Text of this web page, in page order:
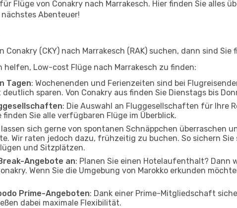
Flüge von Conakry nach Marrakesch. Hier finden Sie alles
Abenteuer!
(CKY) nach Marrakesch (RAK) suchen, dann sind Sie
helfen, Low-cost Flüge nach Marrakesch zu finden:
Tagen: Wochenenden und Ferienzeiten sind bei
sparen. Von Conakry aus finden Sie Dienstags bis
: Die Auswahl an Fluggesellschaften für Ihre
Sie alle verfügbaren Flüge im Überblick.
lassen sich gerne von spontanen Schnäppchen überraschen
Wir raten jedoch dazu, frühzeitig zu buchen. So sichern
und Sitzplätzen.
Angebote an: Planen Sie einen Hotelaufenthalt? Dann
Wenn Sie die Umgebung von Marokko erkunden
Prime-Angeboten: Dank einer Prime-Mitgliedschaft
dabei maximale Flexibilität.